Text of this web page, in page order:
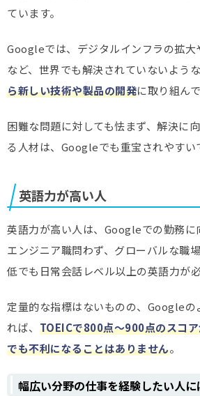
ています。
Googleでは、デジタルインフラの拡大
など、世界でも解決されていないよう
ら新しい技術や製品の開発に取り組ん
困難な問題に対しても怯まず、解決に
る人材は、Googleでも重宝されやすい
英語力が高い人
英語力が高い人は、Googleでの勤務に
エンジニア職問わず、グローバルな職
低でも日常会話レベル以上の英語力が必
定量的な指標はないものの、Googleの
れば、 TOEICで800点～900点のスコ
でも不利になることはありません。
幅広い分野の仕事を経験したい人に